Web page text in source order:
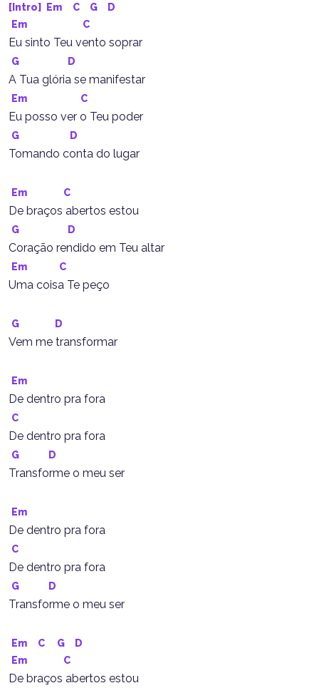
[Intro] Em C G
D
Em
C
Eu sinto Teu vento soprar
G D
A Tua glória se manifestar
Em C
Eu posso ver o Teu poder
G D
Tomando conta do lugar
Em C
De braços abertos estou
G D
Coração rendido em Teu altar
Em C
Uma coisa Te peço
G D
Vem me transformar
Em
De dentro pra fora
C
De dentro pra fora
G D
Transforme o meu ser
Em
De dentro pra fora
C
De dentro pra fora
G D
Transforme o meu ser
Em C G
D
Em
C
De braços abertos estou